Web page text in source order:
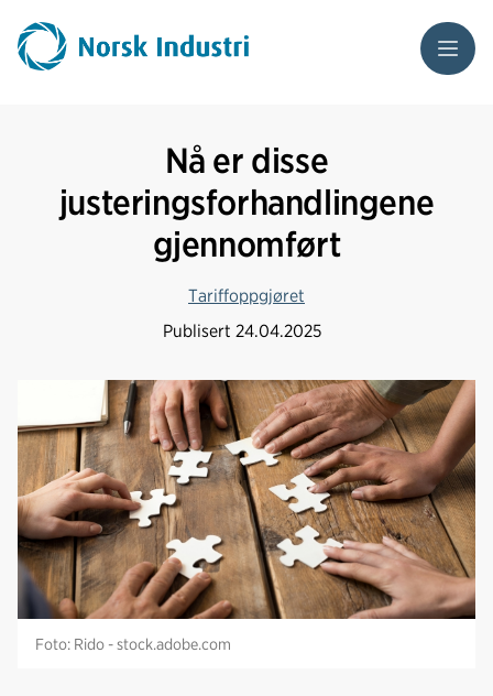
Meny
Nå er disse
justeringsforhandlingene
gjennomført
Tariffoppgjøret
Publisert 24.04.2025
Foto: Rido - stock.adobe.com